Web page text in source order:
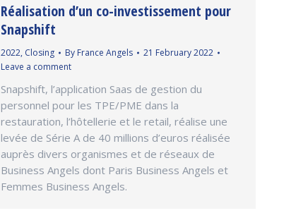
Réalisation d’un co-investissement pour
Snapshift
2022, Closing By France Angels
21 February 2022
Leave a comment
Snapshift, l’application Saas de gestion du
personnel pour les TPE/PME dans la
restauration, l’hôtellerie et le retail, réalise une
levée de Série A de 40 millions d’euros réalisée
auprès divers organismes et de réseaux de
Business Angels dont Paris Business Angels et
Femmes Business Angels.